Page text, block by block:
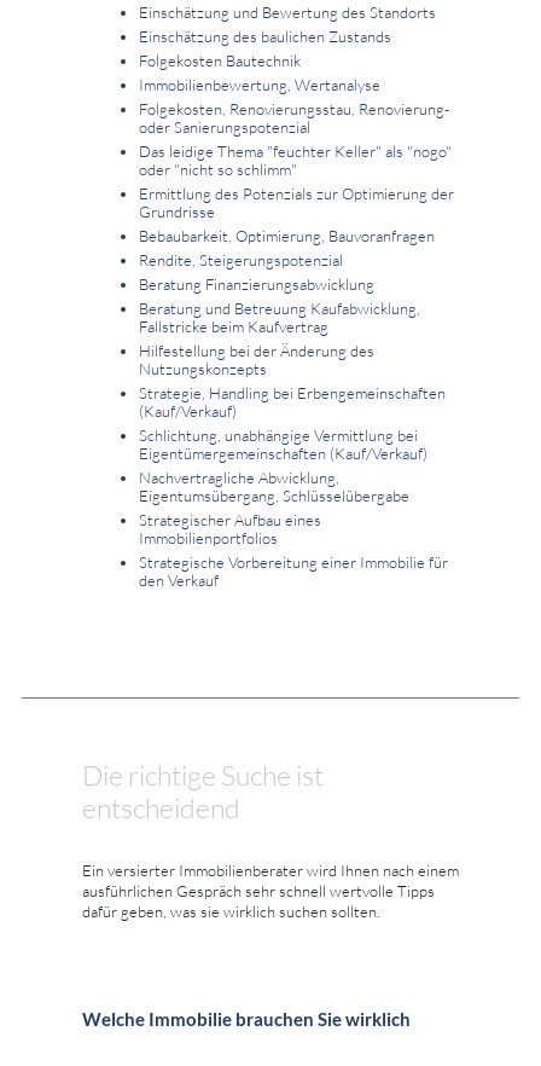
Einschätzung und Bewertung des Standorts
Einschätzung des baulichen Zustands
Folgekosten Bautechnik
Immobilienbewertung, Wertanalyse
Folgekosten, Renovierungsstau, Renovierung-
oder Sanierungspotenzial
Das leidige Thema "feuchter Keller" als "nogo"
oder "nicht so schlimm"
Ermittlung des Potenzials zur Optimierung der
Grundrisse
Bebaubarkeit, Optimierung, Bauvoranfragen
Rendite, Steigerungspotenzial
Beratung Finanzierungsabwicklung
Beratung und Betreuung Kaufabwicklung,
Fallstricke beim Kaufvertrag
Hilfestellung bei der Änderung des
Nutzungskonzepts
Strategie, Handling bei Erbengemeinschaften
(Kauf/Verkauf)
Schlichtung, unabhängige Vermittlung bei
Eigentümergemeinschaften (Kauf/Verkauf)
Nachvertragliche Abwicklung,
Eigentumsübergang, Schlüsselübergabe
Strategischer Aufbau eines
Immobilienportfolios
Strategische Vorbereitung einer Immobilie für
den Verkauf
Die richtige Suche ist
entscheidend
Ein versierter Immobilienberater wird Ihnen nach einem
ausführlichen Gespräch sehr schnell wertvolle Tipps
dafür geben, was sie wirklich suchen sollten.
Welche Immobilie brauchen Sie wirklich